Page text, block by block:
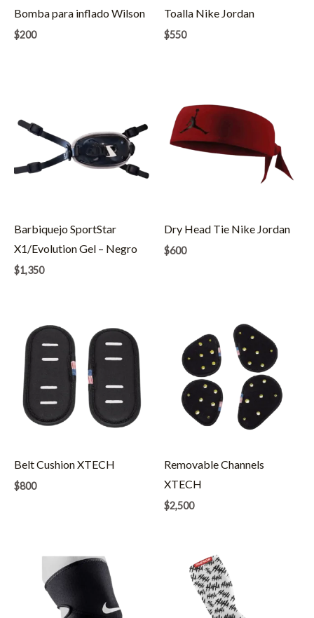
Bomba para inflado Wilson
$200
Toalla Nike Jordan
$550
Barbiquejo SportStar
X1/Evolution Gel – Negro
$1,350
Dry Head Tie Nike Jordan
$600
Belt Cushion XTECH
$800
Removable Channels
XTECH
$2,500